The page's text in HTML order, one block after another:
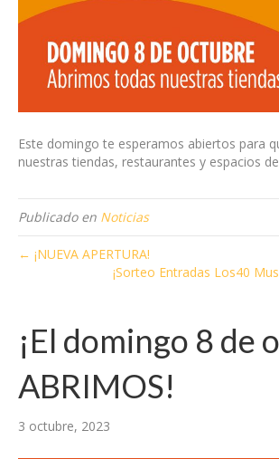
Este domingo te esperamos abiertos para
nuestras tiendas, restaurantes y espacios de
Publicado en Noticias
← ¡NUEVA APERTURA!
¡Sorteo Entradas Los40
¡El domingo 8 de
ABRIMOS!
3 octubre, 2023